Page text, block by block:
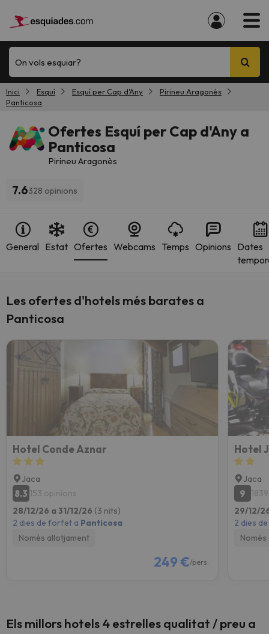
On vols esquiar?
Inici Esquí Esquí per Cap d'Any
Pirineu Aragonès
Panticosa
Ofertes Esquí per Cap d'Any a
Panticosa
Pirineu Aragonès
7.6328 opinions
General Estat Ofertes Webcams Temps Opinions Dates
Les ofertes d'hotels més barates a
Panticosa
Hotel Conde Aznar
Jaca
8.3 153 opinions
28/12/26 a 31/12/26 (3 nits)
2 dies de forfet a Panticosa
Només allotjament
249 €/pers.
Hotel
Jaca
9
29/12/
2 dies
Els millors hotels 4 estrelles qualitat / preu a